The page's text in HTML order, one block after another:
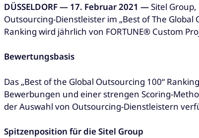
DÜSSELDORF — 17. Februar 2021 —Sitel
Outsourcing-Dienstleister im „Best of The
Ranking wird jährlich von FORTUNE® Custom
Bewertungsbasis
Das „Best of the Global Outsourcing 100“
Bewerbungen und einer strengen Scoring-
der Auswahl von Outsourcing-Dienstleistern
Spitzenposition für die Sitel Group